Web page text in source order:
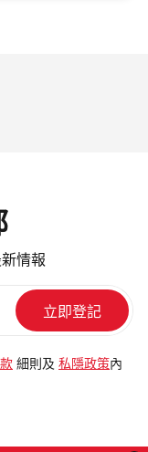
情報
細則及 私隱政策 內